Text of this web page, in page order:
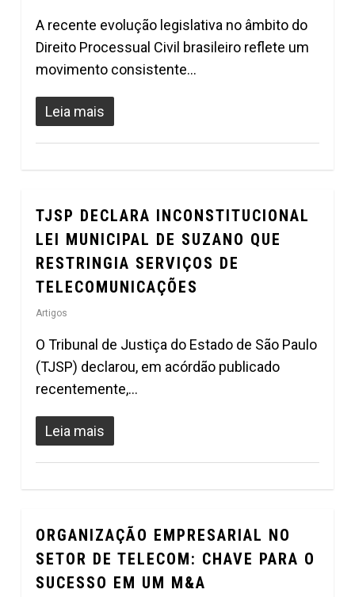
A recente evolução legislativa no âmbito do
Direito Processual Civil brasileiro reflete um
movimento consistente…
Leia mais
TJSP DECLARA INCONSTITUCIONAL
LEI MUNICIPAL DE SUZANO QUE
RESTRINGIA SERVIÇOS DE
TELECOMUNICAÇÕES
Artigos
O Tribunal de Justiça do Estado de São Paulo
(TJSP) declarou, em acórdão publicado
recentemente,…
Leia mais
0
ORGANIZAÇÃO EMPRESARIAL NO
SETOR DE TELECOM: CHAVE PARA O
SUCESSO EM UM M&A
0